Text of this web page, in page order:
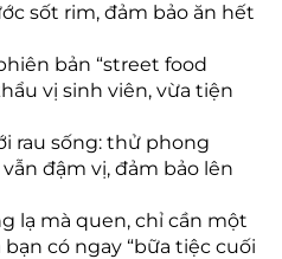
sốt rim, đảm bảo ăn hết
bản “street food
vị sinh viên, vừa tiện
rau sống: thử phong
đậm vị, đảm bảo lên
lạ mà quen, chỉ cần một
có ngay “bữa tiệc cuối